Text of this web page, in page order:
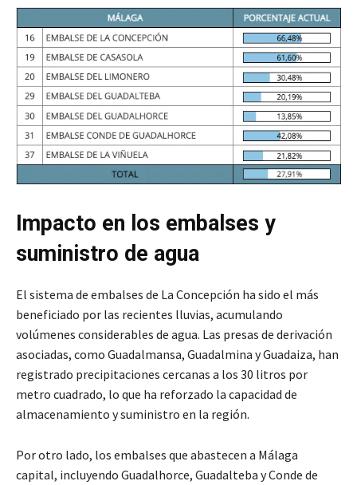
Impacto en los embalses y
suministro de agua
El sistema de embalses de La Concepción ha sido el más
beneficiado por las recientes lluvias, acumulando
volúmenes considerables de agua. Las presas de derivación
asociadas, como Guadalmansa, Guadalmina y Guadaiza, han
registrado precipitaciones cercanas a los 30 litros por
metro cuadrado, lo que ha reforzado la capacidad de
almacenamiento y suministro en la región.
Por otro lado, los embalses que abastecen a Málaga
capital, incluyendo Guadalhorce, Guadalteba y Conde de